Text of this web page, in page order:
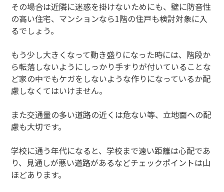
その場合は近隣に迷惑を掛けないためにも、壁に防音性
の高い住宅、マンションなら1階の住戸も検討対象に入
るでしょう。
もう少し大きくなって動き盛りになった時には、階段か
ら転落しないようにしっかり手すりが付いていることな
ど家の中でもケガをしないような作りになっているか配
慮しなくてはいけません。
また交通量の多い道路の近くは危ない等、立地面への配
慮も大切です。
学校に通う年代になると、学校まで遠い距離は心配であ
り、見通しが悪い道路があるなどチェックポイントは山
ほどあります。